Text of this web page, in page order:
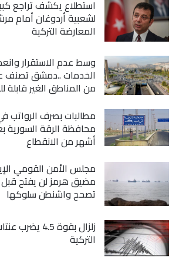
استطلاع يكشف تراجع
لشعبية أردوغان أمام
المعارضة التركية
وسط عدم الاستقرار
الخدمات ..دمشق تصنف
من المناطق الغير قابلة
مطالبات بصرف الرواتب
أشهر من الانقطاع
مجلس الأمن القومي
مضيق هرمز لن يفتح
تصحح واشنطن سلوكها
زلزال بقوة 4.5 يضرب
التركية